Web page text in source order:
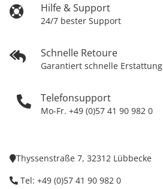
Hilfe & Support
24/7 bester Support
Schnelle Retoure
Garantiert schnelle Erstattung
Telefonsupport
Mo-Fr. +49 (0)57 41 90 982 0
Thyssenstraße 7, 32312 Lübbecke
Tel: +49 (0)57 41 90 982 0